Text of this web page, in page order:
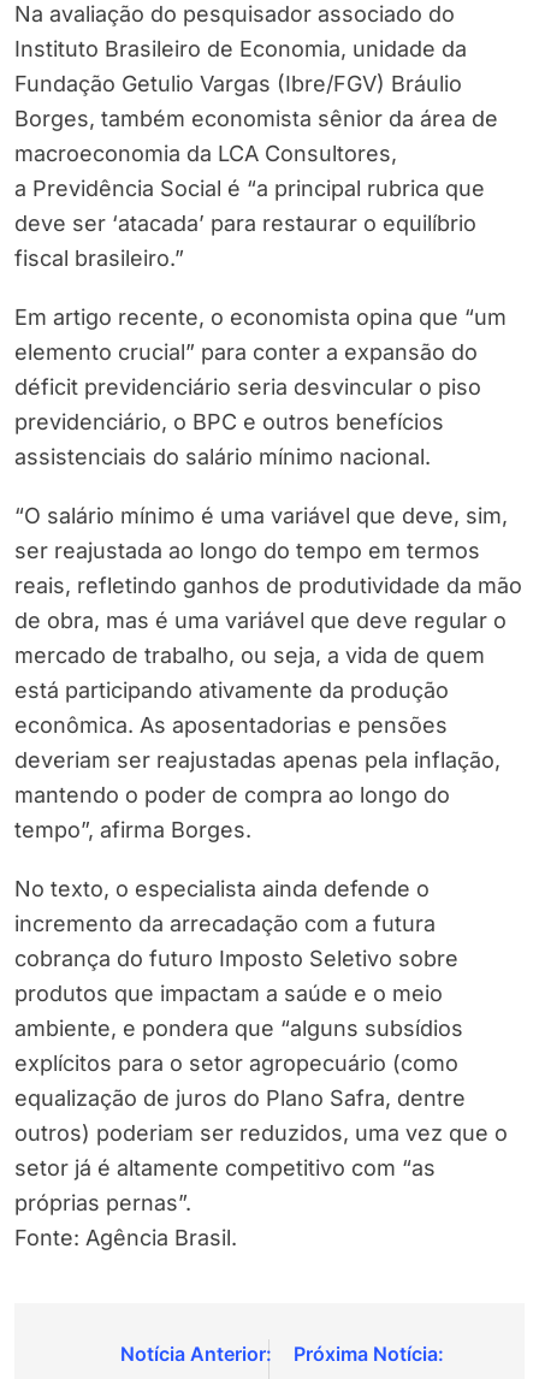
Na avaliação do pesquisador associado do
Instituto Brasileiro de Economia, unidade da
Fundação Getulio Vargas (Ibre/FGV) Bráulio
Borges, também economista sênior da área de
macroeconomia da LCA Consultores,
a Previdência Social é “a principal rubrica que
deve ser ‘atacada’ para restaurar o equilíbrio
fiscal brasileiro.”
Em artigo recente, o economista opina que “um
elemento crucial” para conter a expansão do
déficit previdenciário seria desvincular o piso
previdenciário, o BPC e outros benefícios
assistenciais do salário mínimo nacional.
“O salário mínimo é uma variável que deve, sim,
ser reajustada ao longo do tempo em termos
reais, refletindo ganhos de produtividade da mão
de obra, mas é uma variável que deve regular o
mercado de trabalho, ou seja, a vida de quem
está participando ativamente da produção
econômica. As aposentadorias e pensões
deveriam ser reajustadas apenas pela inflação,
mantendo o poder de compra ao longo do
tempo”, afirma Borges.
No texto, o especialista ainda defende o
incremento da arrecadação com a futura
cobrança do futuro Imposto Seletivo sobre
produtos que impactam a saúde e o meio
ambiente, e pondera que “alguns subsídios
explícitos para o setor agropecuário (como
equalização de juros do Plano Safra, dentre
outros) poderiam ser reduzidos, uma vez que o
setor já é altamente competitivo com “as
próprias pernas”.
Fonte: Agência Brasil.
Navegação